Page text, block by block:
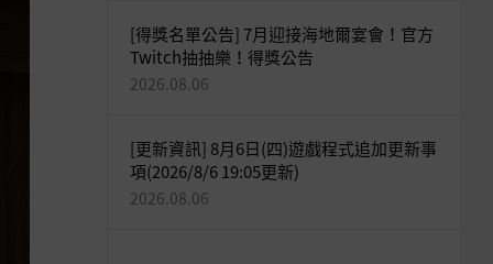
[得獎名單公告] 7月迎接海地爾宴會！官方
Twitch抽抽樂！得獎公告
2026.08.06
[更新資訊] 8月6日(四)遊戲程式追加更新事
項(2026/8/6 19:05更新)
2026.08.06